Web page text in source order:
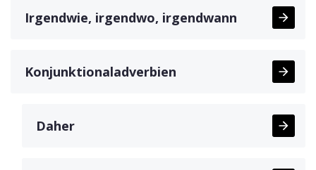
Irgendwie, irgendwo, irgendwann
Konjunktionaladverbien
Daher